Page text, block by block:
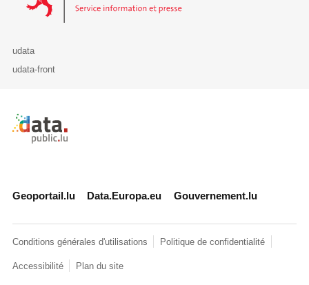
udata
udata-front
Retour à l'accueil de data.public.lu
Geoportail.lu Data.Europa.eu Gouvernement.lu
Conditions générales d'utilisations Politique de confidentialité
Accessibilité Plan du site